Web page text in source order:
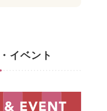
イベント